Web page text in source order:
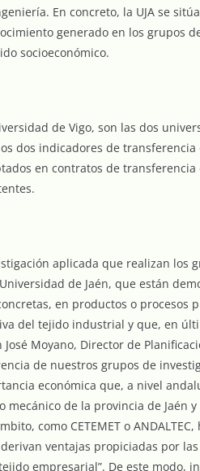
En concreto, la UJA se
generado en los grupos
socioeconómico.
de Vigo, son las dos
dos indicadores de transferencia
en contratos de transferencia
aplicada que realizan los
de Jaén, que están
en productos o procesos
del tejido industrial y que, en
Moyano, Director de
de nuestros grupos de
económica que, a nivel
de la provincia de Jaén y
como CETEMET o ANDALTEC,
ventajas propiciadas por las
empresarial”. De este modo,